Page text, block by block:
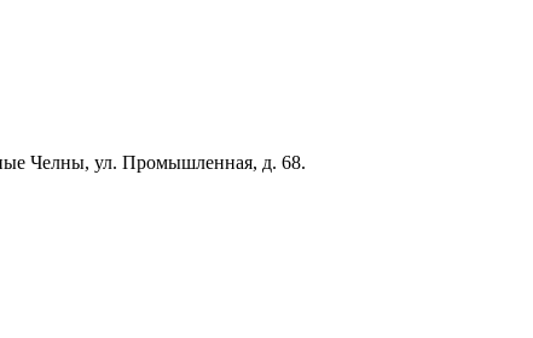
Челны, ул. Промышленная, д. 68.